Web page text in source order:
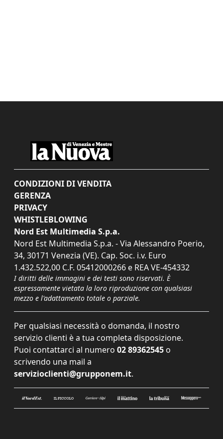
CONDIZIONI DI VENDITA
GERENZA
PRIVACY
WHISTLEBLOWING
Nord Est Multimedia S.p.a.
Nord Est Multimedia S.p.a. - Via Alessandro Poerio,
34, 30171 Venezia (VE). Cap. Soc. i.v. Euro
1.432.522,00 C.F. 05412000266 e REA VE-454332
I diritti delle immagini e dei testi sono riservati. È
espressamente vietata la loro riproduzione con qualsiasi
mezzo e l'adattamento totale o parziale.
Per qualsiasi necessità o domanda, il nostro
servizio clienti è a tua completa disposizione.
Puoi contattarci al numero 02 89362545 o
scrivendo una mail a
servizioclienti@grupponem.it.